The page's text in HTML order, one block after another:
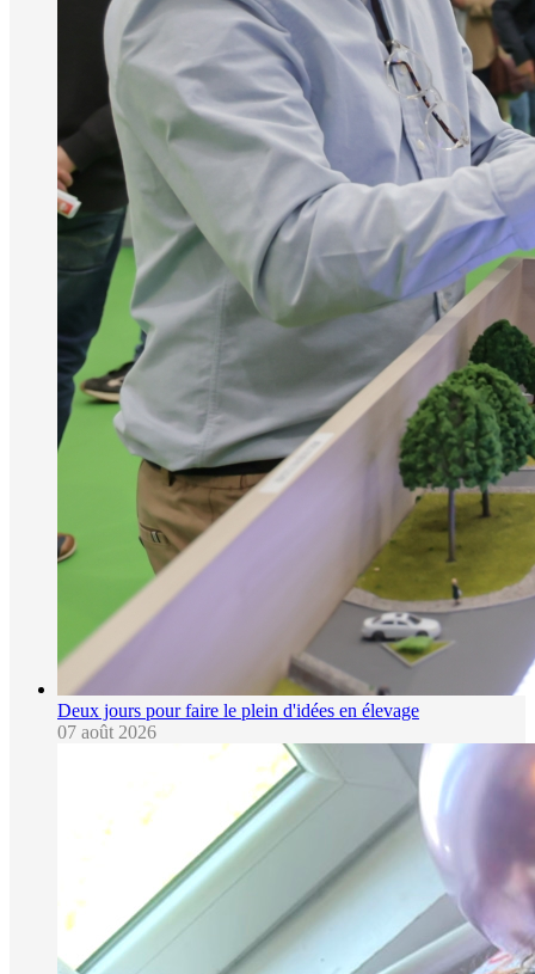
Deux jours pour faire le plein d'idées en élevage
07 août 2026